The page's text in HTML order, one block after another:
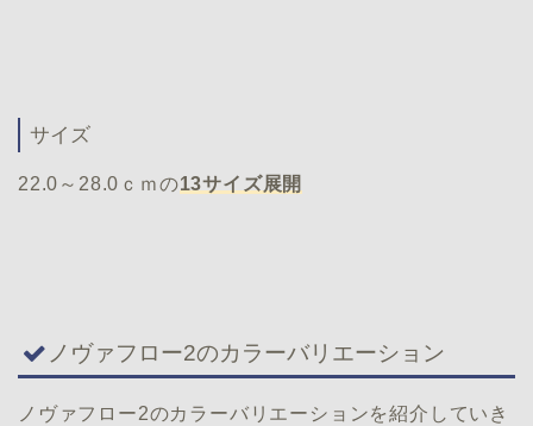
サイズ
22.0～28.0ｃｍの13サイズ展開
ノヴァフロー2のカラーバリエーション
ノヴァフロー2のカラーバリエーションを紹介していき